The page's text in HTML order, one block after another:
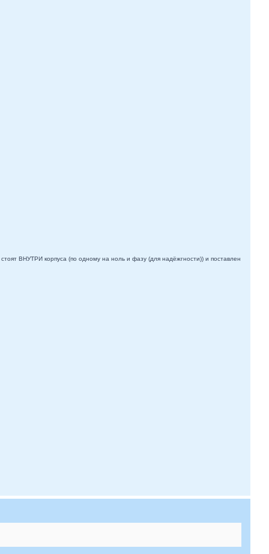
ВНУТРИ корпуса (по одному на ноль и фазу (для надёжгности)) и поставлен